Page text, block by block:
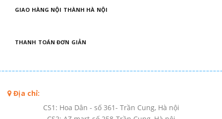
GIAO HÀNG NỘI THÀNH HÀ NỘI
THANH TOÁN ĐƠN GIẢN
Địa chỉ:
CS1: Hoa Dân - số 361- Trần Cung, Hà nội